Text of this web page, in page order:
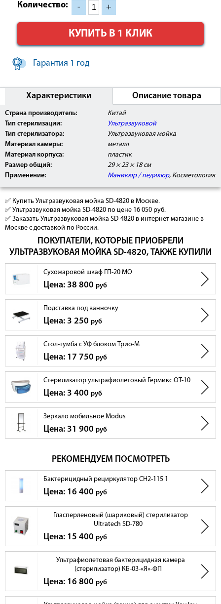
Количество: - +
КУПИТЬ В 1 КЛИК
Гарантия 1 год
Характеристики Описание товара
Страна производитель:
Китай
Тип стерилизации:
Ультразвуковой
Тип стерилизатора:
Ультразвуковая мойка
Материал камеры:
металл
Материал корпуса:
пластик
Размер общий:
29 × 23 × 18 см
Применение:
Маникюр / педикюр, Косметология
✅ Купить Ультразвуковая мойка SD-4820 в Москве.
✅ Ультразвуковая мойка SD-4820 по цене 16 050 руб.
✅ Заказать Ультразвуковая мойка SD-4820 в интернет магазине в
Москве с доставкой по России.
ПОКУПАТЕЛИ, КОТОРЫЕ ПРИОБРЕЛИ
УЛЬТРАЗВУКОВАЯ МОЙКА SD-4820, ТАКЖЕ КУПИЛИ
Сухожаровой шкаф ГП-20 МО
Цена: 38 800 руб
Подставка под ванночку
Цена: 3 250 руб
Стол-тумба с УФ блоком Трио-М
Цена: 17 750 руб
Стерилизатор ультрафиолетовый Гермикс ОТ-10
Цена: 3 400 руб
Зеркало мобильное Modus
Цена: 31 900 руб
РЕКОМЕНДУЕМ ПОСМОТРЕТЬ
Бактерицидный рециркулятор СH2-115 1
Цена: 16 400 руб
Гласперленовый (шариковый) стерилизатор
Ultratech SD-780
Цена: 15 400 руб
Ультрафиолетовая бактерицидная камера
(стерилизатор) КБ-03-«Я»-ФП
Цена: 16 800 руб